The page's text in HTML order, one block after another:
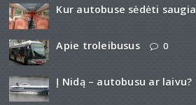
Kur autobuse sėdėti
Apie troleibusus 0
Į Nidą – autobusu ar laivu?